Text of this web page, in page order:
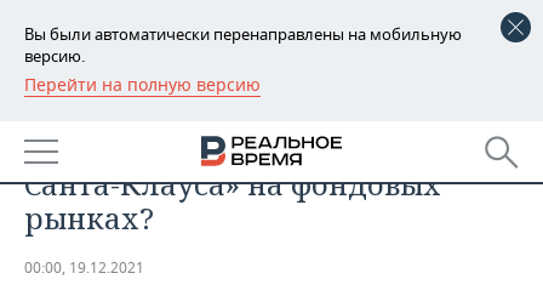
Вы были автоматически перенаправлены на мобильную
версию.
Перейти на полную версию
РЕГИОНЫ
БАШКОРТОСТАН
ТАТАРСТАН
НОВОСТИ
АНАЛИТИКА
Будет ли в этом году «ралли
Санта-Клауса» на фондовых
рынках?
00:00, 19.12.2021